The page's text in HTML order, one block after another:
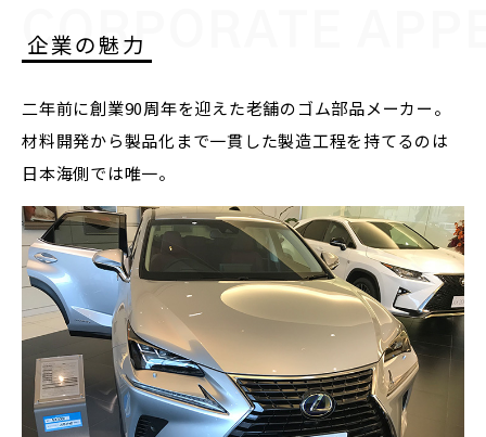
CORPORATE
企業の魅力
二年前に創業90周年を迎えた老舗のゴム部品メーカー。
材料開発から製品化まで一貫した製造工程を持てるのは
日本海側では唯一。